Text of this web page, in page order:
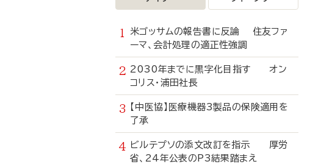
米ゴッサムの報告書に反論 住友ファ
ーマ、会計処理の適正性強調
2030年までに黒字化目指す オン
コリス・浦田社長
【中医協】医療機器3製品の保険適用を
了承
ビルテプソの添文改訂を指示 厚労
省、24年公表のP3結果踏まえ